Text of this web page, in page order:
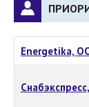
Energetika,